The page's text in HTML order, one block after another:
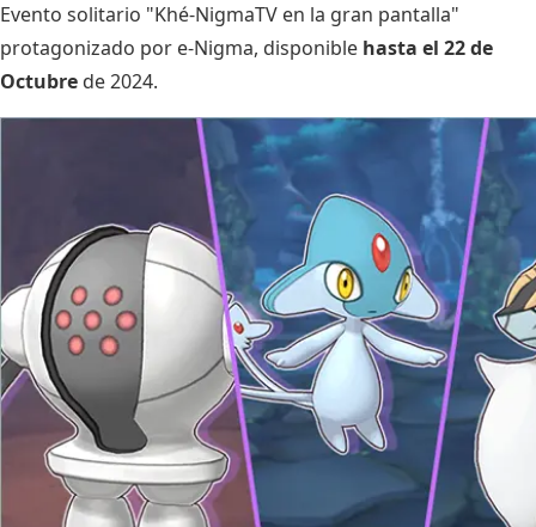
Evento solitario "Khé-NigmaTV en la gran pantalla"
protagonizado por e-Nigma, disponible hasta el 22 de
Octubre de 2024.